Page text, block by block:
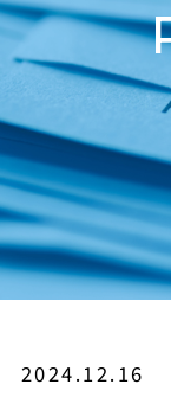
2024.12.16